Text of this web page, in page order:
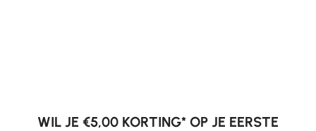
WIL JE €5,00 KORTING* OP JE EERSTE